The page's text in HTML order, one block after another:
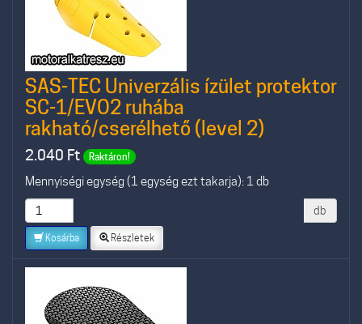
SAS-TEC Univerzális ízület protektor
SC-1/EVO2 ruhába
rakható/cserélhető (level 2)
2.040 Ft Raktáron!
Mennyiségi egység (1 egység ezt takarja): 1 db
db
Kosárba Részletek